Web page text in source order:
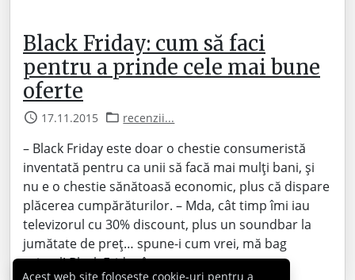
Black Friday: cum să faci
pentru a prinde cele mai bune
oferte
17.11.2015 recenzii...
– Black Friday este doar o chestie consumeristă
inventată pentru ca unii să facă mai mulți bani, și
nu e o chestie sănătoasă economic, plus că dispare
plăcerea cumpărăturilor. – Mda, cât timp îmi iau
televizorul cu 30% discount, plus un soundbar la
jumătate de preț… spune-i cum vrei, mă bag
primul! Black Friday începe…
Acest web site folosește cookie-uri pentru a